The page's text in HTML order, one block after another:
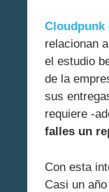
Cloudpunk
relacionan
el estudio
de la
sus
requiere -
falles un
Con esta
Casi un